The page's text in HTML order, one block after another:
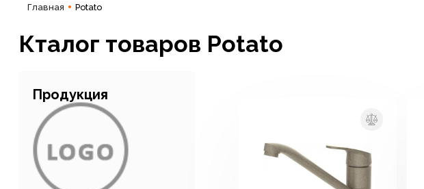
Главная Potato
Кталог товаров Potato
Продукция